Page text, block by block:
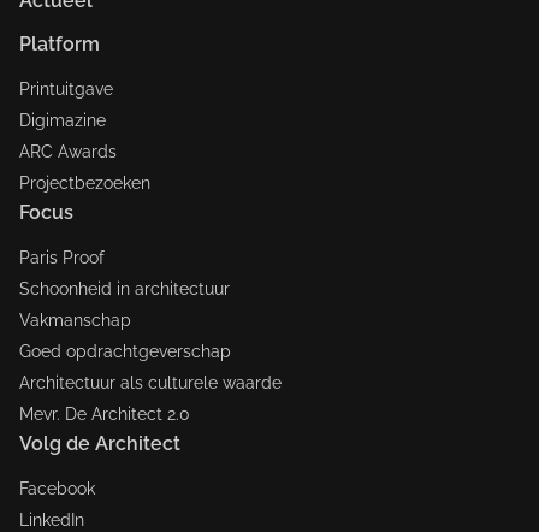
Platform
Printuitgave
Digimazine
ARC Awards
Projectbezoeken
Focus
Paris Proof
Schoonheid in architectuur
Vakmanschap
Goed opdrachtgeverschap
Architectuur als culturele waarde
Mevr. De Architect 2.0
Volg de Architect
Facebook
LinkedIn